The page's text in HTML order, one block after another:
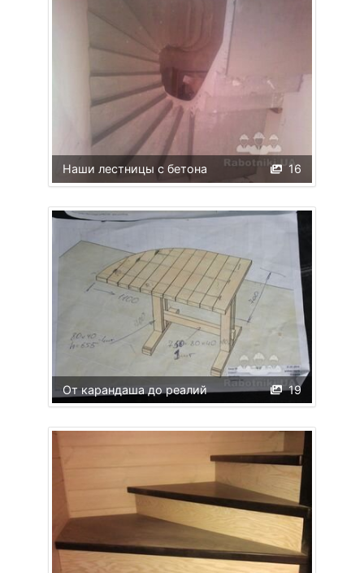
16
Наши лестницы с бетона
19
От карандаша до реалий